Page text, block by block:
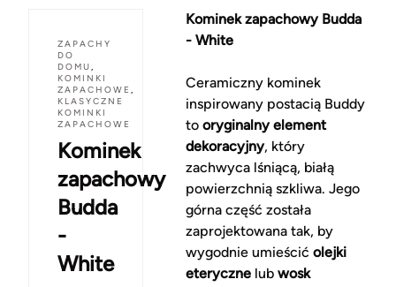
ZAPACHY
DO
DOMU,
KOMINKI
ZAPACHOWE ,
KLASYCZNE
KOMINKI
ZAPACHOWE
Kominek
zapachowy
Budda
-
White
Kominek zapachowy Budda
- White
Ceramiczny kominek
inspirowany postacią Buddy
to oryginalny element
dekoracyjny, który
zachwyca lśniącą, białą
powierzchnią szkliwa. Jego
górna część została
zaprojektowana tak, by
wygodnie umieścić olejki
eterycznelub wosk